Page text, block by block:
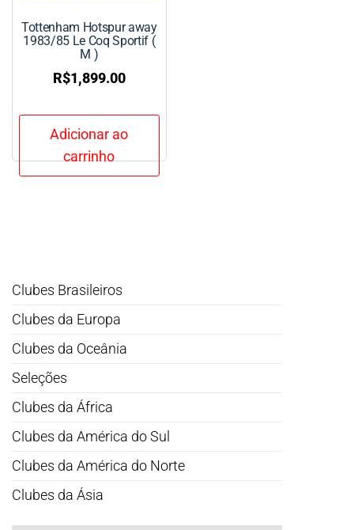
Tottenham Hotspur away
1983/85 Le Coq Sportif (
M )
R$1,899.00
Adicionar ao
carrinho
Clubes Brasileiros
Clubes da Europa
Clubes da Oceânia
Seleções
Clubes da África
Clubes da América do Sul
Clubes da América do Norte
Clubes da Ásia